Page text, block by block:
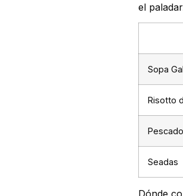
el
Sopa
Risotto
Seadas